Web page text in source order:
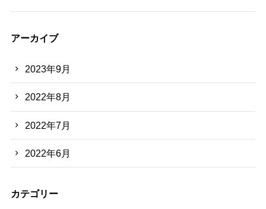
アーカイブ
2023年9月
2022年8月
2022年7月
2022年6月
カテゴリー